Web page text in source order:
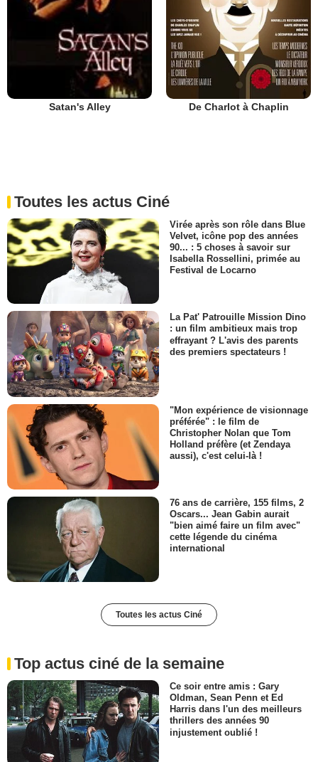
Satan's Alley De Charlot à Chaplin
Toutes les actus Ciné
Virée après son rôle dans Blue
Velvet, icône pop des années
90... : 5 choses à savoir sur
Isabella Rossellini, primée au
Festival de Locarno
La Pat' Patrouille Mission Dino
: un film ambitieux mais trop
effrayant ? L'avis des parents
des premiers spectateurs !
"Mon expérience de visionnage
préférée" : le film de
Christopher Nolan que Tom
Holland préfère (et Zendaya
aussi), c'est celui-là !
76 ans de carrière, 155 films, 2
Oscars... Jean Gabin aurait
"bien aimé faire un film avec"
cette légende du cinéma
international
Toutes les actus Ciné
Top actus ciné de la semaine
Ce soir entre amis : Gary
Oldman, Sean Penn et Ed
Harris dans l'un des meilleurs
thrillers des années 90
injustement oublié !